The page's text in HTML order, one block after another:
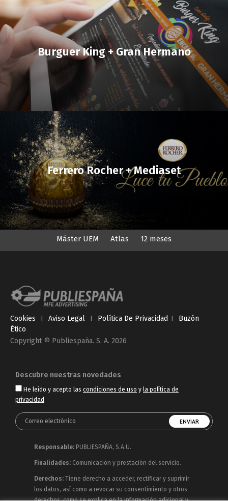
Burguer King + Gran Hermano
Ferrero Rocher + Mediaset
Máster UEM Atlas 12 meses
Cookies I Aviso Legal I Política De Privacidad I
Buzón
Ético
Copyright © Publiespaña. S. A. 2026
Descubre nuestras novedades
He leído y acepto las condiciones de uso y la política de
privacidad
Responsable: PUBLIESPAÑA, S.A.U.
Finalidades: Comunicación y prestación del servicio.
Derechos: Tiene derecho a acceder, rectificar y suprimir
los datos, así como a revocar su consentimiento y otros